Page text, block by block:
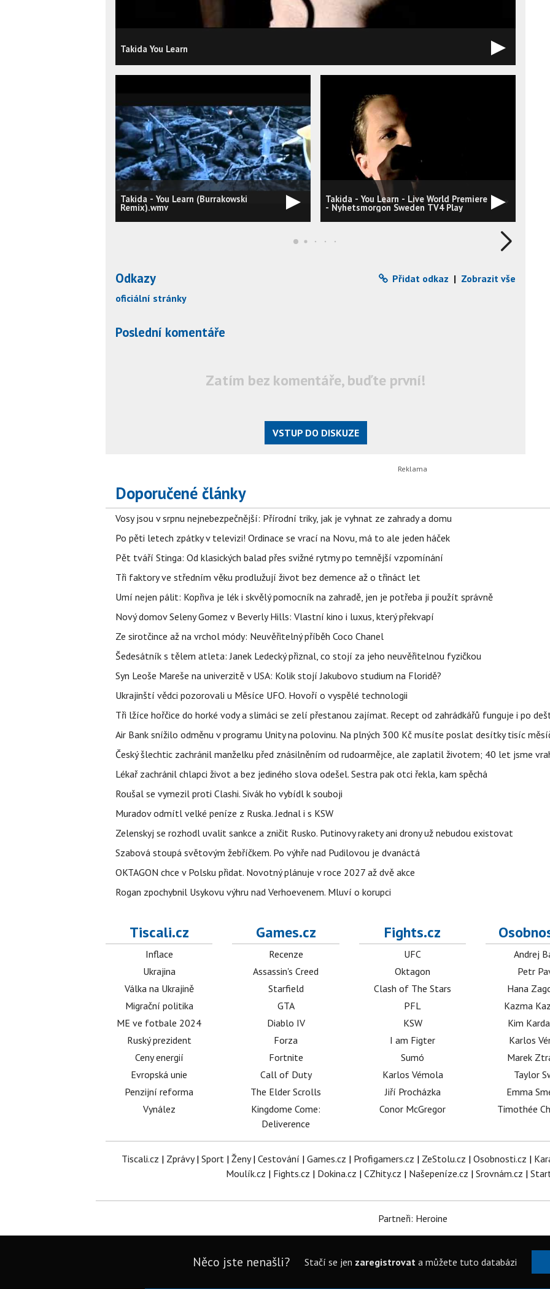
Takida You Learn
Takida - You Learn (Burrakowski
Remix).wmv
Takida - You Learn - Live World Premiere
- Nyhetsmorgon Sweden TV4 Play
Odkazy Přidat odkaz | Zobrazit vše
oficiální stránky
Poslední komentáře
Zatím bez komentáře, buďte první!
VSTUP DO DISKUZE
Doporučené články
Vosy jsou v srpnu nejnebezpečnější: Přírodní triky, jak je vyhnat ze zahrady a domu
Po pěti letech zpátky v televizi! Ordinace se vrací na Novu, má to ale jeden háček
Pět tváří Stinga: Od klasických balad přes svižné rytmy po temnější vzpomínání
Tři faktory ve středním věku prodlužují život bez demence až o třináct let
Umí nejen pálit: Kopřiva je lék i skvělý pomocník na zahradě, jen je potřeba ji použít správně
Nový domov Seleny Gomez v Beverly Hills: Vlastní kino i luxus, který překvapí
Ze sirotčince až na vrchol módy: Neuvěřitelný příběh Coco Chanel
Šedesátník s tělem atleta: Janek Ledecký přiznal, co stojí za jeho neuvěřitelnou fyzičkou
Syn Leoše Mareše na univerzitě v USA: Kolik stojí Jakubovo studium na Floridě?
Ukrajinští vědci pozorovali u Měsíce UFO. Hovoří o vyspělé technologii
Tři lžíce hořčice do horké vody a slimáci se zelí přestanou zajímat. Recept od zahrádkářů funguje i po
Air Bank snížilo odměnu v programu Unity na polovinu. Na plných 300 Kč musíte poslat desítky tisíc
Český šlechtic zachránil manželku před znásilněním od rudoarmějce, ale zaplatil životem; 40 let jsme
Lékař zachránil chlapci život a bez jediného slova odešel. Sestra pak otci řekla, kam spěchá
Roušal se vymezil proti Clashi. Sivák ho vybídl k souboji
Muradov odmítl velké peníze z Ruska. Jednal i s KSW
Zelenskyj se rozhodl uvalit sankce a zničit Rusko. Putinovy rakety ani drony už nebudou existovat
Szabová stoupá světovým žebříčkem. Po výhře nad Pudilovou je dvanáctá
OKTAGON chce v Polsku přidat. Novotný plánuje v roce 2027 až dvě akce
Rogan zpochybnil Usykovu výhru nad Verhoevenem. Mluví o korupci
Tiscali.cz
Inflace
Ukrajina
Válka na Ukrajině
Migrační politika
ME ve fotbale 2024
Ruský prezident
Ceny energií
Evropská unie
Penzijní reforma
Vynález
Games.cz
Recenze
Assassin's Creed
Starfield
GTA
Diablo IV
Forza
Fortnite
Call of Duty
The Elder Scrolls
Kingdome Come:
Deliverence
Fights.cz
UFC
Oktagon
Clash of The Stars
PFL
KSW
I am Figter
Sumó
Karlos Vémola
Jiří Procházka
Conor McGregor
Andrej
Petr
Hana
Kazma
Kim
Karlos
Marek
Taylor
Emma
Timothée
Tiscali.cz | Zprávy| Sport| Ženy| Cestování | Games.cz | Profigamers.cz | ZeStolu.cz | Osobnosti.cz |
Moulík.cz | Fights.cz | Dokina.cz | CZhity.cz | Našepeníze.cz | Srovnám.cz |
Partneři: Heroine
Něco jste nenašli? Stačí se jen zaregistrovata můžete tuto databázi